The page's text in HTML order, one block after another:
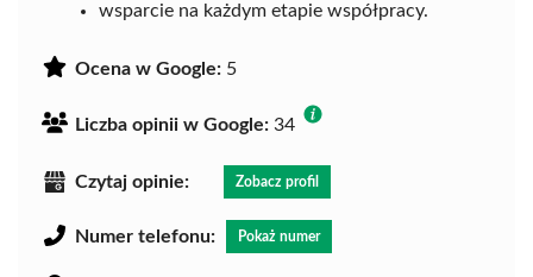
wsparcie na każdym etapie współpracy.
Ocena w Google: 5
Liczba opinii w Google: 34
Czytaj opinie: Zobacz profil
Numer telefonu: Pokaż numer